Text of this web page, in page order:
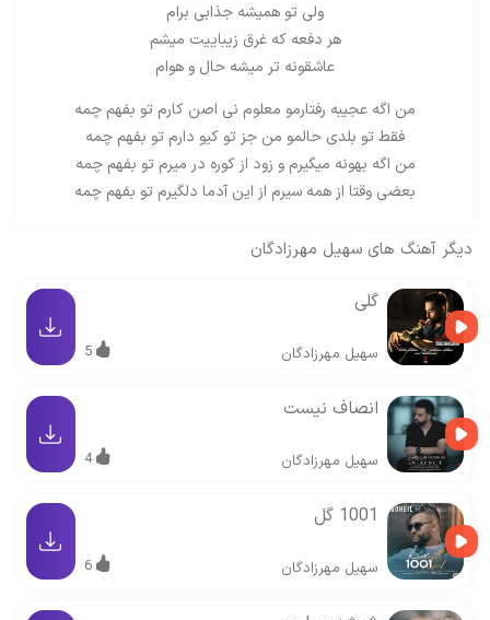
ولی تو همیشه جذابی برام
هر دفعه که غرق زیباییت میشم
عاشقونه تر میشه حال و هوام
من اگه عجیبه رفتارمو معلوم نی اصن کارم تو بفهم چمه
فقط تو بلدی حالمو من جز تو کیو‌ دارم تو بفهم چمه
من اگه بهونه میگیرم و‌ زود از کوره در میرم تو بفهم چمه
بعضی وقتا از همه سیرم از این آدما دلگیرم تو بفهم چمه
دیگر آهنگ های سهیل مهرزادگان
گلی
سهیل مهرزادگان 5
انصاف نیست
سهیل مهرزادگان 4
1001 گل
سهیل مهرزادگان 6